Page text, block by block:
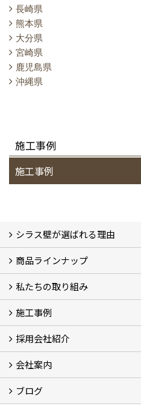
長崎県
熊本県
大分県
宮崎県
鹿児島県
沖縄県
施工事例
施工事例
シラス壁が選ばれる理由
シラスストーリー
こだわり
シラス壁の驚くべき性能
商品ラインナップ
一覧
内装仕上げ材
外装仕上げ材
舗装材
水性無機高分子系ハイブリッド
エコリフォーム
消臭壁紙
Q&A
資料PDF
私たちの取り組み
SDGs、GHGへの取り組み (2)
マグマシラス米
特別対談 (2)
高千穂シラス解説ムービー
研究プロジェクト (4)
プロジェクト (3)
施工事例
施工事例
お客様からのお便り
採用会社紹介
採用会社紹介
「鏝人の会」左官店のご紹介
会社案内
会社概要・沿革
代表の実績
製造紹介
ショールーム
アクセス
採用情報
バナーダウンロード
プライバシーポリシー
Takachiho Shirasu Global Site
LINE公式アカウント
ブログ